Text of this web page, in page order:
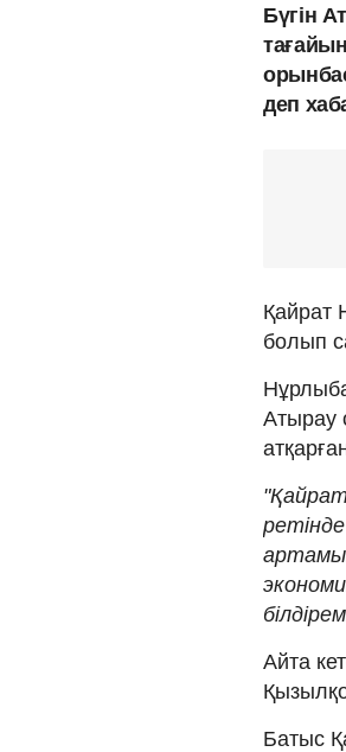
Бүгін
деп
Қайрат
болып
Атырау
Айта
Батыс